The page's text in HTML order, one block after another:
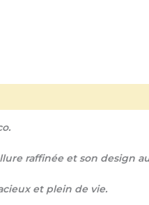
raffinée et son design
et plein de vie.